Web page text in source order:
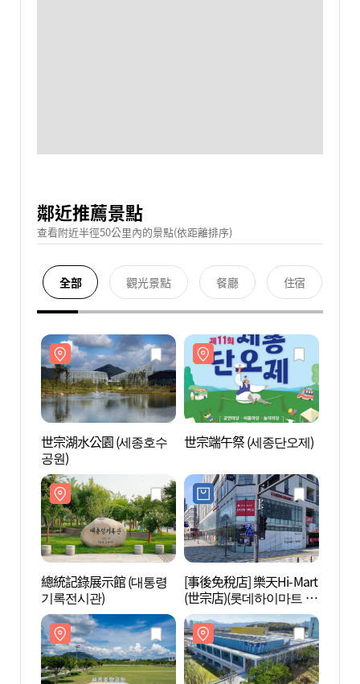
鄰近推薦景點
查看附近半徑50公里內的景點(依距離排序)
全部 觀光景點 餐廳 住宿
世宗湖水公園 (세종호수
공원)
世宗端午祭 (세종단오제)
總統記錄展示館 (대통령
기록전시관)
[事後免稅店] 樂天Hi-Mart
(世宗店)(롯데하이마트 세
종점)